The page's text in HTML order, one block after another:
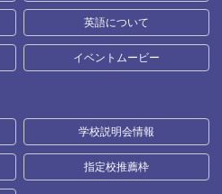
英語について
イベントムービー
学校説明会情報
指定校推薦枠